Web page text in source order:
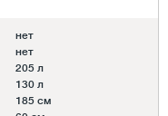
нет
нет
205 л
130 л
185 см